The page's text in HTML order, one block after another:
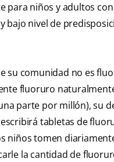
para niños y adultos
bajo nivel de
su comunidad no es
fluoruro
parte por millón), su
tabletas de
niños tomen
la cantidad de